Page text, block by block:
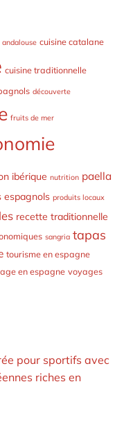
andalouse cuisine catalane
cuisine traditionnelle
découverte
fruits de mer
ibérique nutrition paella
espagnols produits locaux
recette traditionnelle
sangria tapas
tourisme en espagne
en espagne voyages
pour sportifs avec
riches en